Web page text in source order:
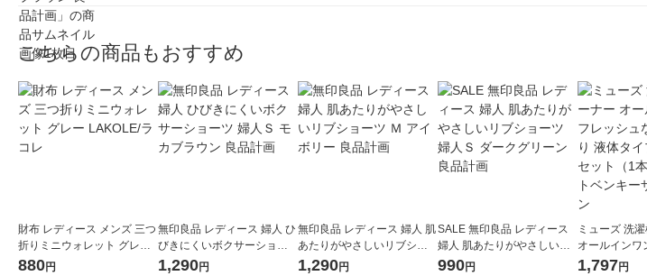
こちらの商品もおすすめ
財布 レディース メンズ 三つ
折りミニウォレット グレー
LAKOLE/ラコレ
880円
無印良品 レディース 婦人 ひ
びきにくいボクサーショー
ツ 婦人Ｓ モカブラウン 良品
1,290円
無印良品 レディース 婦人 肌
あたりがやさしいリブショ
ーツ Ｍ アイボリー 良品計画
1,290円
SALE 無印良品 レディース
婦人 肌あたりがやさしいリ
ブショーツ 婦人Ｓ ダークグ
990円
ミューズ 洗
オールインワ
なレモンの香
1,797円